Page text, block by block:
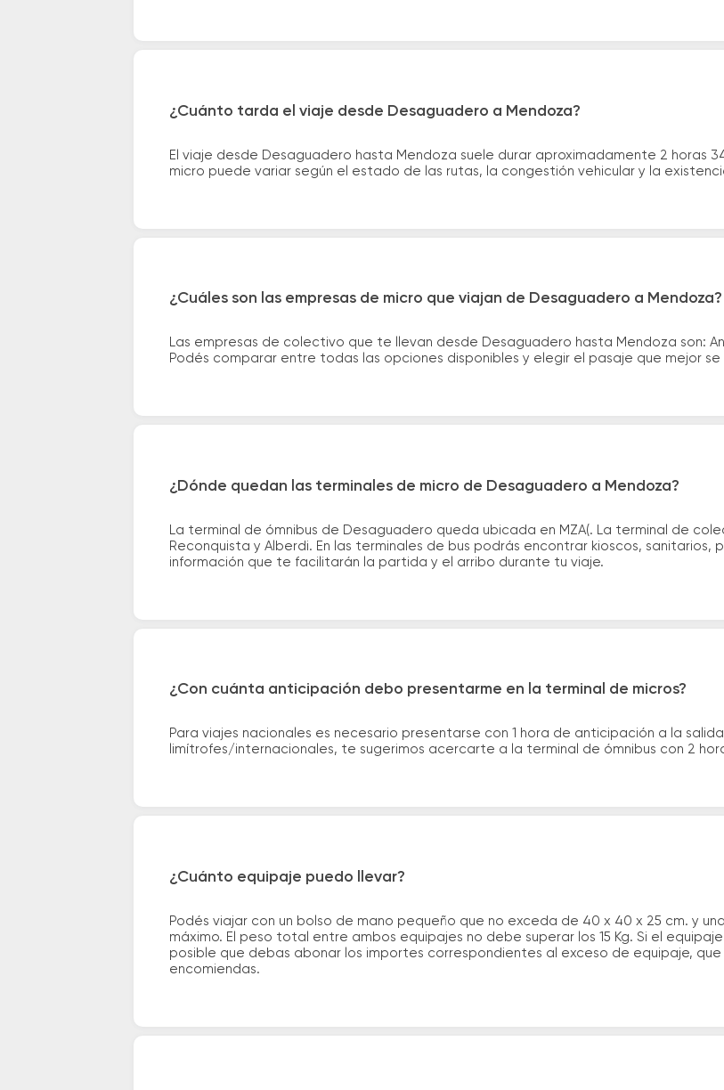
¿Cuánto tarda el viaje desde Desaguadero a Mendoza?
El viaje desde Desaguadero hasta Mendoza suele durar aproximadamente 2 horas
micro puede variar según el estado de las rutas, la congestión vehicular y la
¿Cuáles son las empresas de micro que viajan de Desaguadero a Mendoza?
Las empresas de colectivo que te llevan desde Desaguadero hasta Mendoza son:
Podés comparar entre todas las opciones disponibles y elegir el pasaje que mejor
¿Dónde quedan las terminales de micro de Desaguadero a Mendoza?
La terminal de ómnibus de Desaguadero queda ubicada en MZA(. La terminal de
Reconquista y Alberdi. En las terminales de bus podrás encontrar kioscos,
información que te facilitarán la partida y el arribo durante tu viaje.
¿Con cuánta anticipación debo presentarme en la terminal de micros?
Para viajes nacionales es necesario presentarse con 1 hora de anticipación a la
limítrofes/internacionales, te sugerimos acercarte a la terminal de ómnibus con 2
¿Cuánto equipaje puedo llevar?
Podés viajar con un bolso de mano pequeño que no exceda de 40 x 40 x 25 cm. y
máximo. El peso total entre ambos equipajes no debe superar los 15 Kg. Si el
posible que debas abonar los importes correspondientes al exceso de equipaje,
encomiendas.